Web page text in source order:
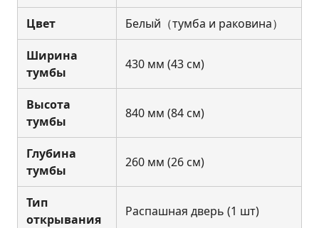
Цвет Белый（тумба и раковина）
Ширина
тумбы
430 мм (43 см)
Высота
тумбы
840 мм (84 см)
Глубина
тумбы
260 мм (26 см)
Тип
открывания
Распашная дверь (1 шт)